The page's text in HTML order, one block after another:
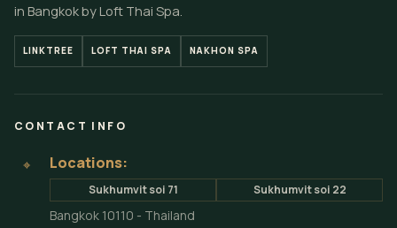
in Bangkok by Loft Thai Spa.
LINKTREE LOFT THAI SPA NAKHON SPA
CONTACT INFO
⌖ Locations:
Sukhumvit soi 71 Sukhumvit soi 22
Bangkok 10110 - Thailand